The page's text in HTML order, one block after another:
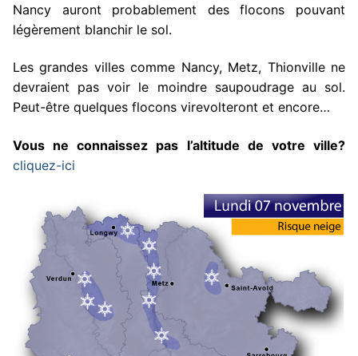
Nancy auront probablement des flocons pouvant
légèrement blanchir le sol.
Les grandes villes comme Nancy, Metz, Thionville ne
devraient pas voir le moindre saupoudrage au sol.
Peut-être quelques flocons virevolteront et encore…
Vous ne connaissez pas l’altitude de votre ville?
cliquez-ici